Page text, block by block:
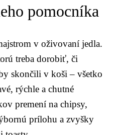
pomocníka
v oživovaní jedla.
treba dorobiť, či
skončili v koši – všetko
rýchle a chutné
premení na chipsy,
prílohu a zvyšky